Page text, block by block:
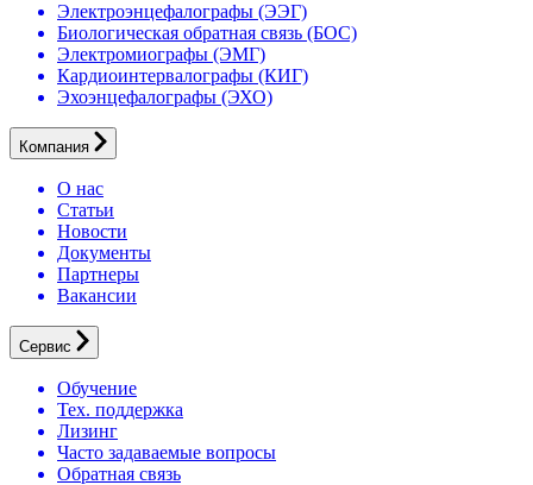
Электроэнцефалографы (ЭЭГ)
Биологическая обратная связь (БОС)
Электромиографы (ЭМГ)
Кардиоинтервалографы (КИГ)
Эхоэнцефалографы (ЭХО)
Компания
О нас
Статьи
Новости
Документы
Партнеры
Вакансии
Сервис
Обучение
Тех. поддержка
Лизинг
Часто задаваемые вопросы
Обратная связь